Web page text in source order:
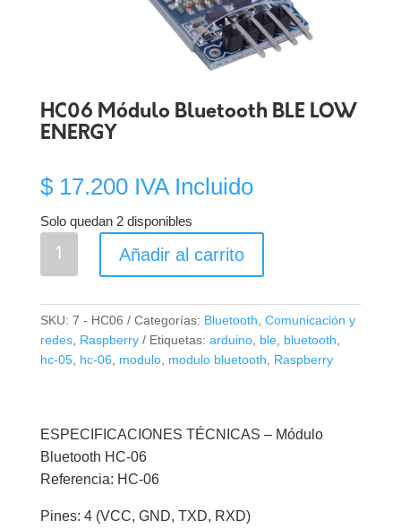
HC06 Módulo Bluetooth BLE LOW
ENERGY
$17.200 IVA Incluido
Solo quedan 2 disponibles
HC06
BLE
LOW
ENERGY
Añadir al carrito
SKU: 7 - HC06 Categorías: Bluetooth Comunicación y
redes, Raspberry Etiquetas: arduino, ble, bluetooth
hc-05, hc-06 modulo, modulo bluetooth Raspberry
ESPECIFICACIONES TÉCNICAS – Módulo
Bluetooth HC-06
Referencia: HC-06
Pines: 4 (VCC, GND, TXD, RXD)